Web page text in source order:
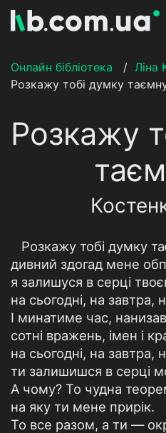
Онлайн бібліотека
/ Ліна
Розкажу тобі думку
Розкажу
Розкажу тобі думку
дивний здогад мене
я залишуся в серці
на сьогодні, на завтра,
І минатиме час,
сотні вражень, імен і
на сьогодні, на
ти залишишся в серці
А чому? То чудна
на яку ти мене прирік.
То все разом, а ти —